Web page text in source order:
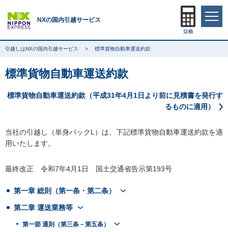
NXの国内引越サービス
引越しはNXの国内引越サービス 標準貨物自動車運送約款
標準貨物自動車運送約款
標準貨物自動車運送約款（平成31年4月1日より前に見積書を発行す
るものに適用）
当社の引越し（単身パックL）は、下記標準貨物自動車運送約款を適
用いたします。
最終改正 令和7年4月1日 国土交通省告示第193号
第一章 総則（第一条・第二条）
第二章 運送業務等
第一節 通則（第三条－第五条）